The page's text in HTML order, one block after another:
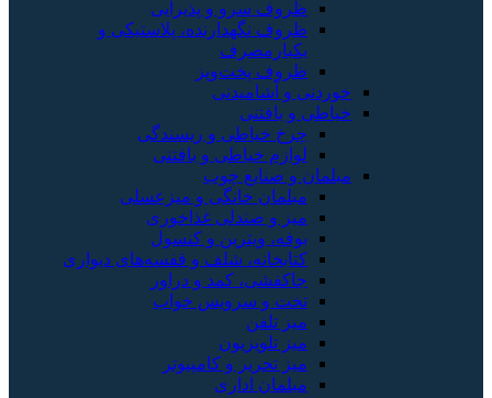
ظروف سرو و پذیرایی
ظروف نگهدارنده، پلاستیکی و
یکبارمصرف
ظروف پخت‌وپز
خوردنی و آشامیدنی
خیاطی و بافتنی
چرخ خیاطی و ریسندگی
لوازم خیاطی و بافتنی
مبلمان و صنایع چوب
مبلمان خانگی و میزعسلی
میز و صندلی غذاخوری
بوفه، ویترین و کنسول
کتابخانه، شلف و قفسه‌های دیواری
جاکفشی، کمد و دراور
تخت و سرویس خواب
میز تلفن
میز تلویزیون
میز تحریر و کامپیوتر
مبلمان اداری